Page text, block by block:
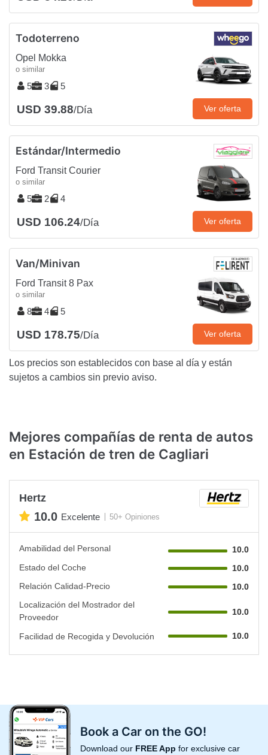
Todoterreno
Opel Mokka
o similar
5 3 5
USD 39.88/Día Ver oferta
Estándar/Intermedio
Ford Transit Courier
o similar
5 2 4
USD 106.24/Día Ver oferta
Van/Minivan
Ford Transit 8 Pax
o similar
8 4 5
USD 178.75/Día Ver oferta
Los precios son establecidos con base al día y están
sujetos a cambios sin previo aviso.
Mejores compañías de renta de autos
en Estación de tren de Cagliari
Hertz
10.0 Excelente 50+ Opiniones
Amabilidad del Personal
10.0
Estado del Coche
10.0
Relación Calidad-Precio
10.0
Localización del Mostrador del
Proveedor
10.0
Facilidad de Recogida y Devolución 10.0
Book a Car on the GO!
Download our FREE App for exclusive car